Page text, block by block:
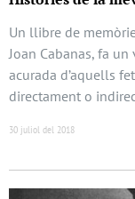
Un llibre de
Joan Cabanas, fa
acurada d’aquells
directament o
30 juliol del 2018